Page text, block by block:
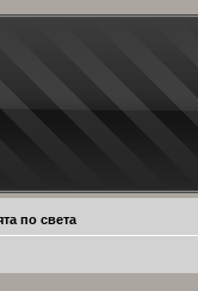
по света